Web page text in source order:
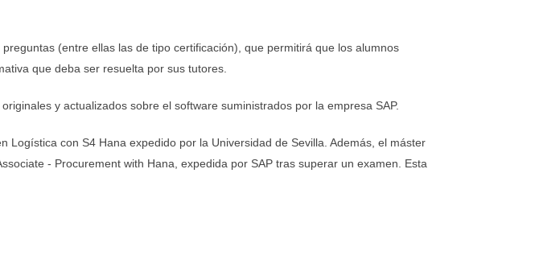
(entre ellas las de tipo certificación), que permitirá que los alumnos
que deba ser resuelta por sus tutores.
y actualizados sobre el software suministrados por la empresa SAP.
con S4 Hana expedido por la Universidad de Sevilla. Además, el máster
- Procurement with Hana, expedida por SAP tras superar un examen. Esta